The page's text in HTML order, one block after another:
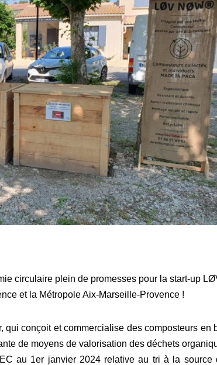
circulaire plein de promesses pour la start-up
et la Métropole Aix-Marseille-Provence !
conçoit et commercialise des composteurs en
de moyens de valorisation des déchets
au 1er janvier 2024 relative au tri à la source